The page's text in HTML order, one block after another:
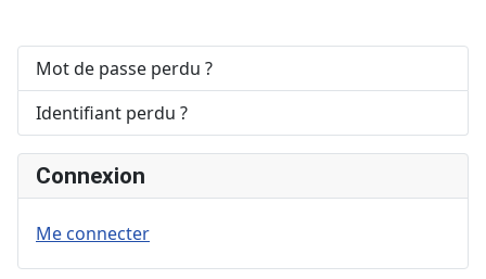
Mot de passe perdu ?
Identifiant perdu ?
Connexion
Me connecter